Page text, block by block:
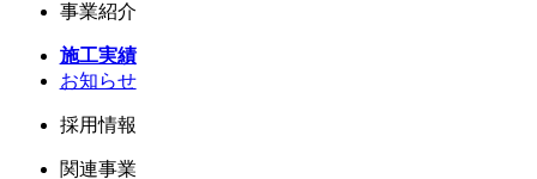
事業紹介
施工実績
お知らせ
採用情報
関連事業